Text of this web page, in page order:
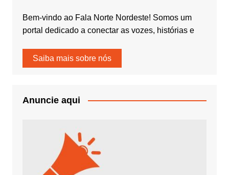
Bem-vindo ao Fala Norte Nordeste! Somos um
portal dedicado a conectar as vozes, histórias e
Saiba mais sobre nós
Anuncie aqui